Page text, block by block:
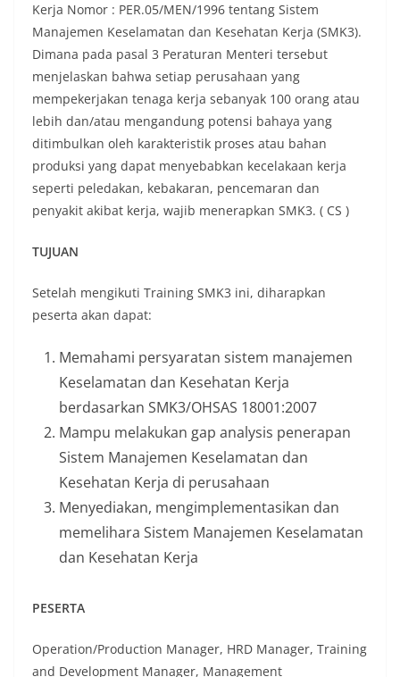
Kerja Nomor : PER.05/MEN/1996 tentang Sistem
Manajemen Keselamatan dan Kesehatan Kerja (SMK3).
Dimana pada pasal 3 Peraturan Menteri tersebut
menjelaskan bahwa setiap perusahaan yang
mempekerjakan tenaga kerja sebanyak 100 orang atau
lebih dan/atau mengandung potensi bahaya yang
ditimbulkan oleh karakteristik proses atau bahan
produksi yang dapat menyebabkan kecelakaan kerja
seperti peledakan, kebakaran, pencemaran dan
penyakit akibat kerja, wajib menerapkan SMK3. ( CS )
TUJUAN
Setelah mengikuti Training SMK3 ini, diharapkan
peserta akan dapat:
Memahami persyaratan sistem manajemen
Keselamatan dan Kesehatan Kerja
berdasarkan SMK3/OHSAS 18001:2007
Mampu melakukan gap analysis penerapan
Sistem Manajemen Keselamatan dan
Kesehatan Kerja di perusahaan
Menyediakan, mengimplementasikan dan
memelihara Sistem Manajemen Keselamatan
dan Kesehatan Kerja
PESERTA
Operation/Production Manager, HRD Manager, Training
and Development Manager, Management